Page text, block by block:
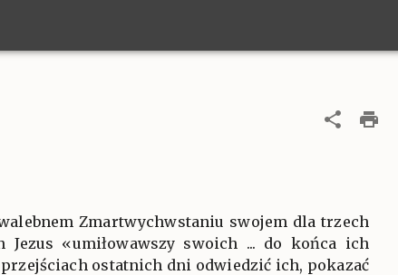
Zmartwychwstaniu swojem dla trzech
Jezus «umiłowawszy swoich ... do końca ich
ostatnich dni odwiedzić ich, pokazać